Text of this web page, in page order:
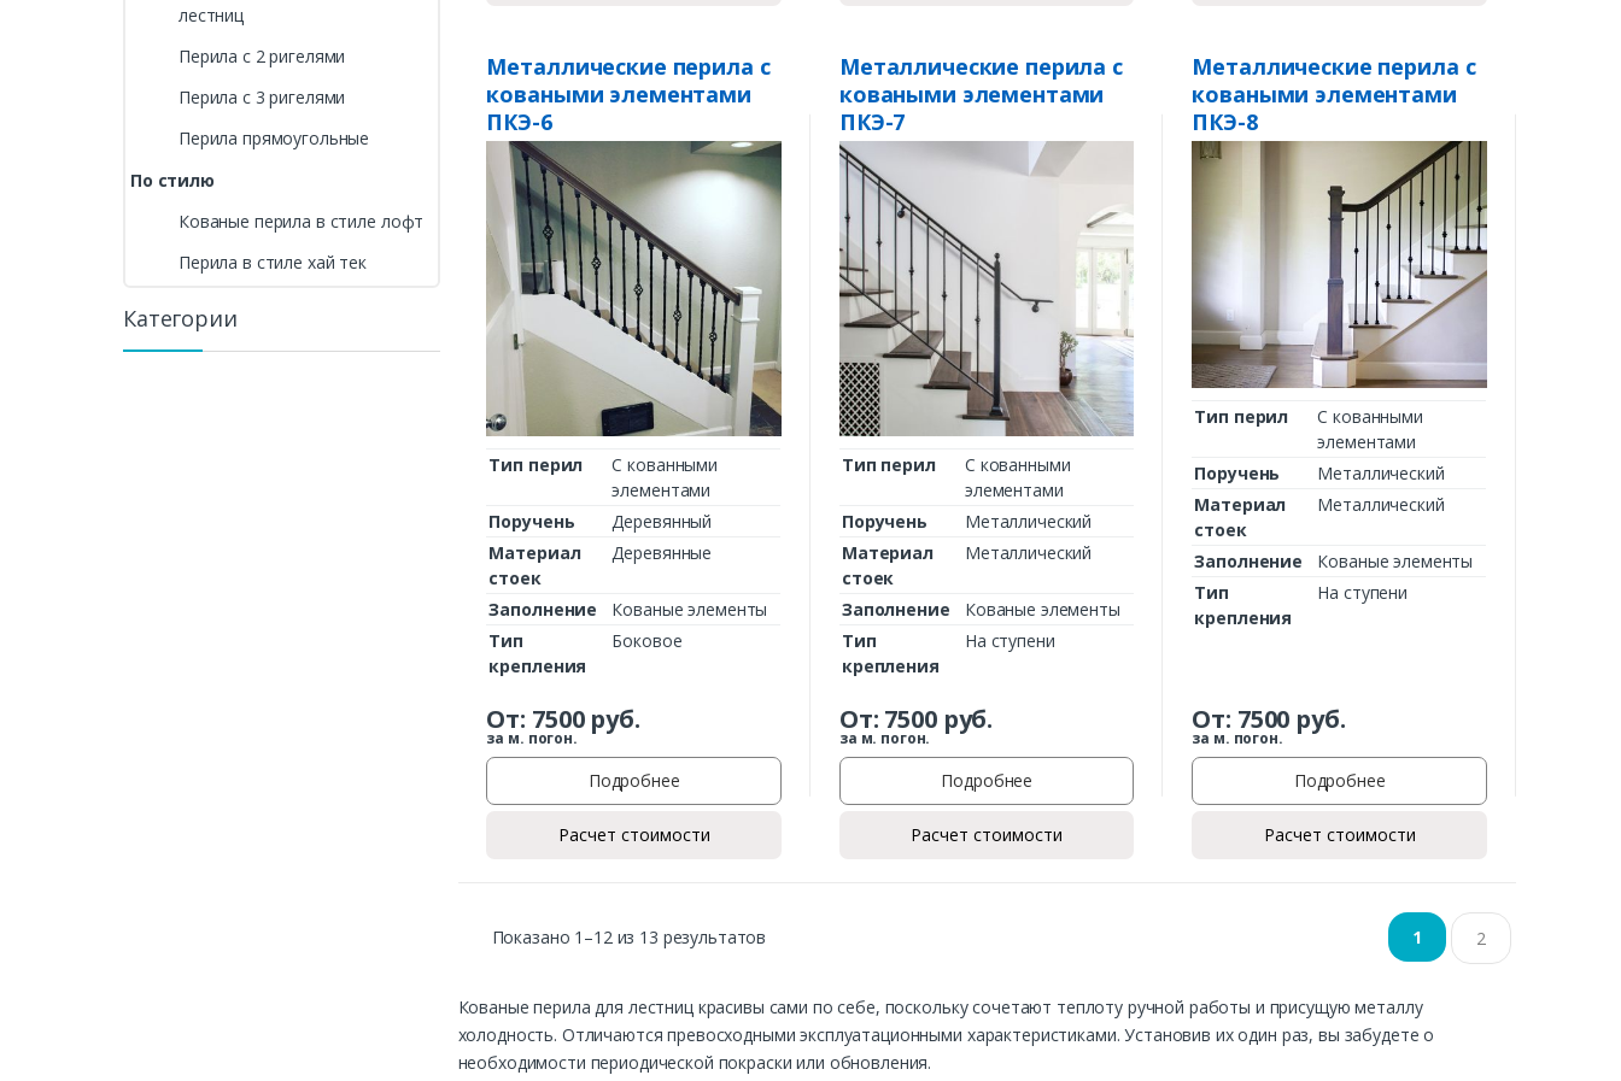
Металлические перила с
коваными элементами
ПКЭ-6
Тип перил
С кованными
элементами
Поручень
Деревянный
Материал
стоек
Деревянные
Заполнение
Кованые элементы
Тип
крепления
Боковое
От: 7500руб.
за м. погон.
Подробнее
Расчет стоимости
Металлические перила с
коваными элементами
ПКЭ-7
Тип перил
С кованными
элементами
Поручень
Металлический
Материал
стоек
Металлический
Заполнение
Кованые элементы
Тип
крепления
На ступени
От: 7500руб.
за м. погон.
Подробнее
Расчет стоимости
Металлические перила с
коваными элементами
ПКЭ-8
Тип перил
С кованными
элементами
Поручень
Металлический
Материал
стоек
Металлический
Заполнение
Кованые элементы
Тип
крепления
На ступени
От: 7500 руб.
за м. погон.
Подробнее
Расчет стоимости
Показано 1–12 из 13 результатов 1 2
Кованые перила для лестниц красивы сами по себе, поскольку сочетают теплоту ручной работы и присущую металлу
холодность. Отличаются превосходными эксплуатационными характеристиками. Установив их один раз, вы забудете о
необходимости периодической покраски или обновления.
лестниц
Перила с 2 ригелями
Перила с 3 ригелями
Перила прямоугольные
По стилю
Кованые перила в стиле лофт
Перила в стиле хай тек
Категории